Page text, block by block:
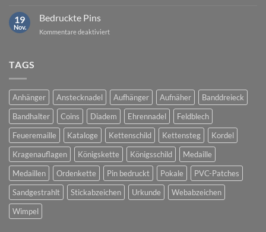
19
Nov.
Bedruckte Pins
Kommentare deaktiviertfür
TAGS
Anhänger Anstecknadel Aufhänger Aufnäher
Banddreieck
Bandhalter
Coins Diadem Ehrennadel
Feldblech
Feueremaille
Kataloge Kettenschild Kettensteg
Kordel
Kragenauflagen
Königskette Königsschild
Medaille
Medaillen
Ordenkette Pin bedruckt Pokale
PVC-Patches
Sandgestrahlt
Stickabzeichen Urkunde
Webabzeichen
Wimpel